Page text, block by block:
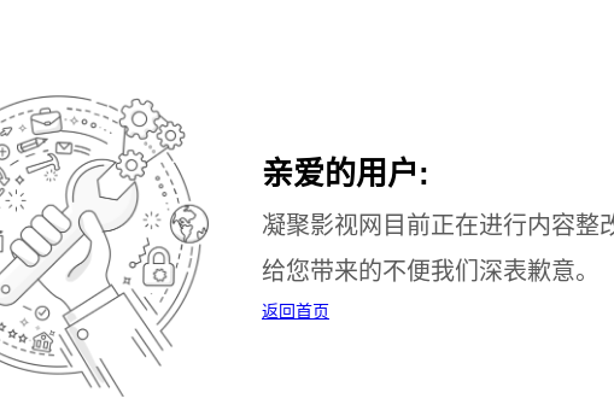
亲爱的用户:
凝聚影视网目前正在进行内容整
给您带来的不便我们深表歉意。
返回首页